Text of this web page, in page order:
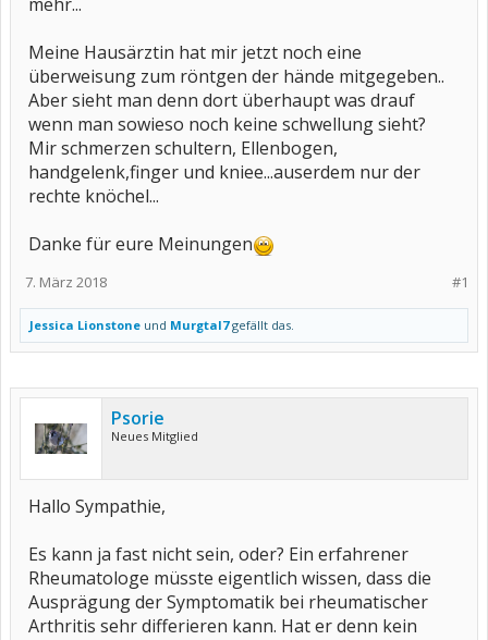
Meine Hausärztin hat mir jetzt noch eine
überweisung zum röntgen der hände mitgegeben..
Aber sieht man denn dort überhaupt was drauf
wenn man sowieso noch keine schwellung sieht?
Mir schmerzen schultern, Ellenbogen,
handgelenk,finger und kniee...auserdem nur der
rechte knöchel...
Danke für eure Meinungen
#1
7. März 2018
Jessica Lionstone und Murgtal7gefällt das.
Psorie
Neues Mitglied
Hallo Sympathie,
Es kann ja fast nicht sein, oder? Ein erfahrener
Rheumatologe müsste eigentlich wissen, dass die
Ausprägung der Symptomatik bei rheumatischer
Arthritis sehr differieren kann. Hat er denn kein